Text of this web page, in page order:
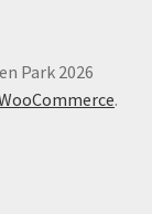
Park 2026
.